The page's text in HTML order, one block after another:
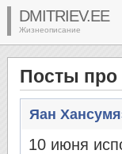
DMITRIEV.EE
Жизнеописание
Посты про
Яан
10 июня